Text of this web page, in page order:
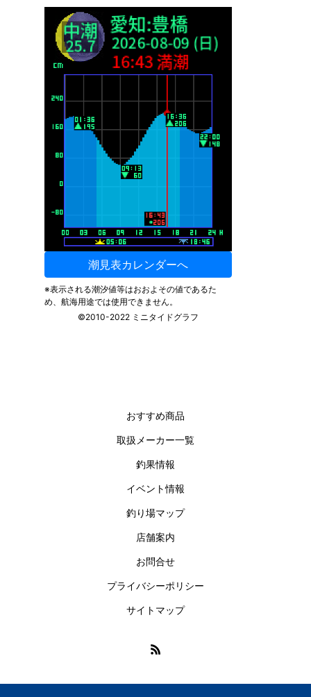
おすすめ商品
取扱メーカー一覧
釣果情報
イベント情報
釣り場マップ
店舗案内
お問合せ
プライバシーポリシー
サイトマップ